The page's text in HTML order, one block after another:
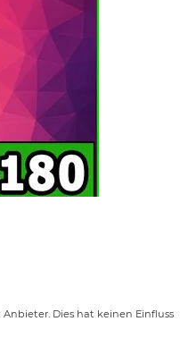
Dies hat keinen Einfluss